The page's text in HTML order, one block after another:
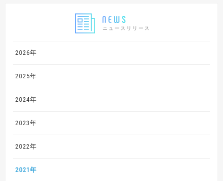
ニュースリリース
2026年
2025年
2024年
2023年
2022年
2021年